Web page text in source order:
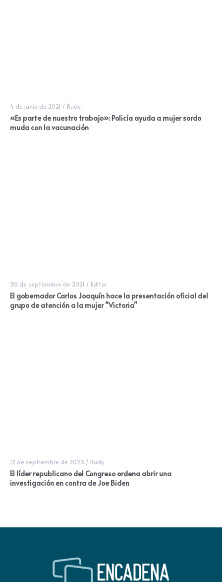
4 de junio de 2021 / Rudy
«Es parte de nuestro trabajo»: Policía ayuda a mujer sordo
muda con la vacunación
30 de septiembre de 2021 / Editor
El gobernador Carlos Joaquín hace la presentación oficial del
grupo de atención a la mujer “Victoria”
12 de septiembre de 2023 / Rudy
El líder republicano del Congreso ordena abrir una
investigación en contra de Joe Biden